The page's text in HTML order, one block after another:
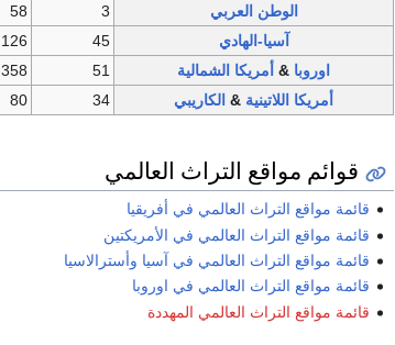
الوطن العربي
3
58
آسيا-الهادي
45
126
اوروبا & أمريكا الشمالية 51
358
أمريكا اللاتينية & الكاريبي 34
80
قوائم مواقع التراث العالمي
قائمة مواقع التراث العالمي في أفريقيا
قائمة مواقع التراث العالمي في الأمريكتين
قائمة مواقع التراث العالمي في آسيا وأسترالاسيا
قائمة مواقع التراث العالمي في اوروبا
قائمة مواقع التراث العالمي المهددة